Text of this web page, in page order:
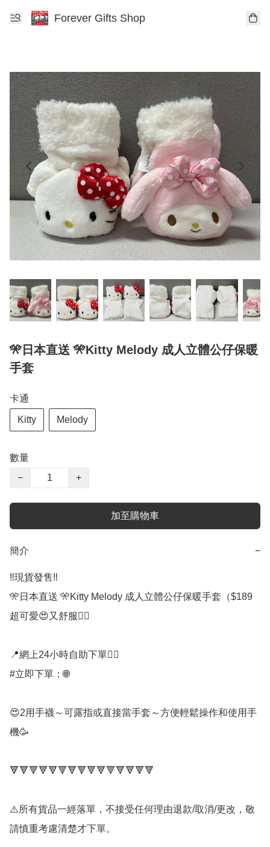
Forever Gifts Shop
🎌日本直送 🎌Kitty Melody 成人立體公仔保暖
手套
卡通
Kitty Melody
數量
−
+
加至購物車
簡介 −
‼️現貨發售‼️
🎌日本直送 🎌Kitty Melody 成人立體公仔保暖手套（$189
超可愛😍又舒服👍🏻
📍網上24小時自助下單👍🏻
#立即下單：🌐
😍2用手襪～可露指或直接當手套～方便輕鬆操作和使用手
機🥳
🔻🔻🔻🔻🔻🔻🔻🔻🔻🔻🔻🔻🔻🔻🔻
⚠️所有貨品一經落單，不接受任何理由退款/取消/更改，敬
請慎重考慮清楚才下單。